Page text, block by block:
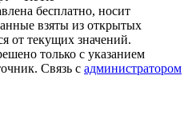
бесплатно, носит
взяты из открытых
от текущих значений.
только с указанием
Cвязь с администратором